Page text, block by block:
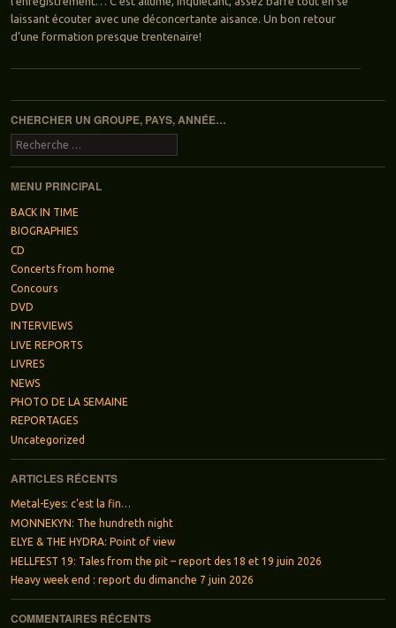
laissant écouter avec une déconcertante aisance. Un bon retour
d’une formation presque trentenaire!
Navigation des articles
CHERCHER UN GROUPE, PAYS, ANNÉE…
Recherche
MENU PRINCIPAL
BACK IN TIME
BIOGRAPHIES
CD
Concerts from home
Concours
DVD
INTERVIEWS
LIVE REPORTS
LIVRES
NEWS
PHOTO DE LA SEMAINE
REPORTAGES
Uncategorized
ARTICLES RÉCENTS
Metal-Eyes: c’est la fin…
MONNEKYN: The hundreth night
ELYE & THE HYDRA: Point of view
HELLFEST 19: Tales from the pit – report des 18 et 19 juin 2026
Heavy week end : report du dimanche 7 juin 2026
COMMENTAIRES RÉCENTS